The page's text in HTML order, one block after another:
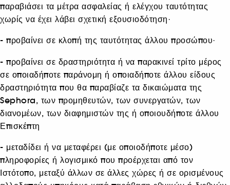
παραβιάσει τα μέτρα ασφαλείας ή ελέγχου ταυτότητας
χωρίς να έχει λάβει σχετική εξουσιοδότηση·
- προβαίνει σε κλοπή της ταυτότητας άλλου προσώπου·
- προβαίνει σε δραστηριότητα ή να παρακινεί τρίτο μέρος
σε οποιαδήποτε παράνομη ή οποιαδήποτε άλλου είδους
δραστηριότητα που θα παραβίαζε τα δικαιώματα της
Sephora, των προμηθευτών, των συνεργατών, των
διανομέων, των διαφημιστών της ή οποιουδήποτε άλλου
Επισκέπτη
- μεταδίδει ή να μεταφέρει (με οποιοδήποτε μέσο)
πληροφορίες ή λογισμικό που προέρχεται από τον
Ιστότοπο, μεταξύ άλλων σε άλλες χώρες ή σε ορισμένους